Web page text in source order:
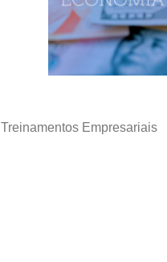
Treinamentos Empresariais